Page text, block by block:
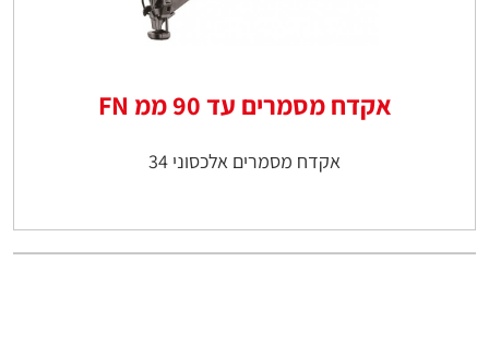
אקדח מסמרים עד 90 ממ FN
אקדח מסמרים אלכסוני 34